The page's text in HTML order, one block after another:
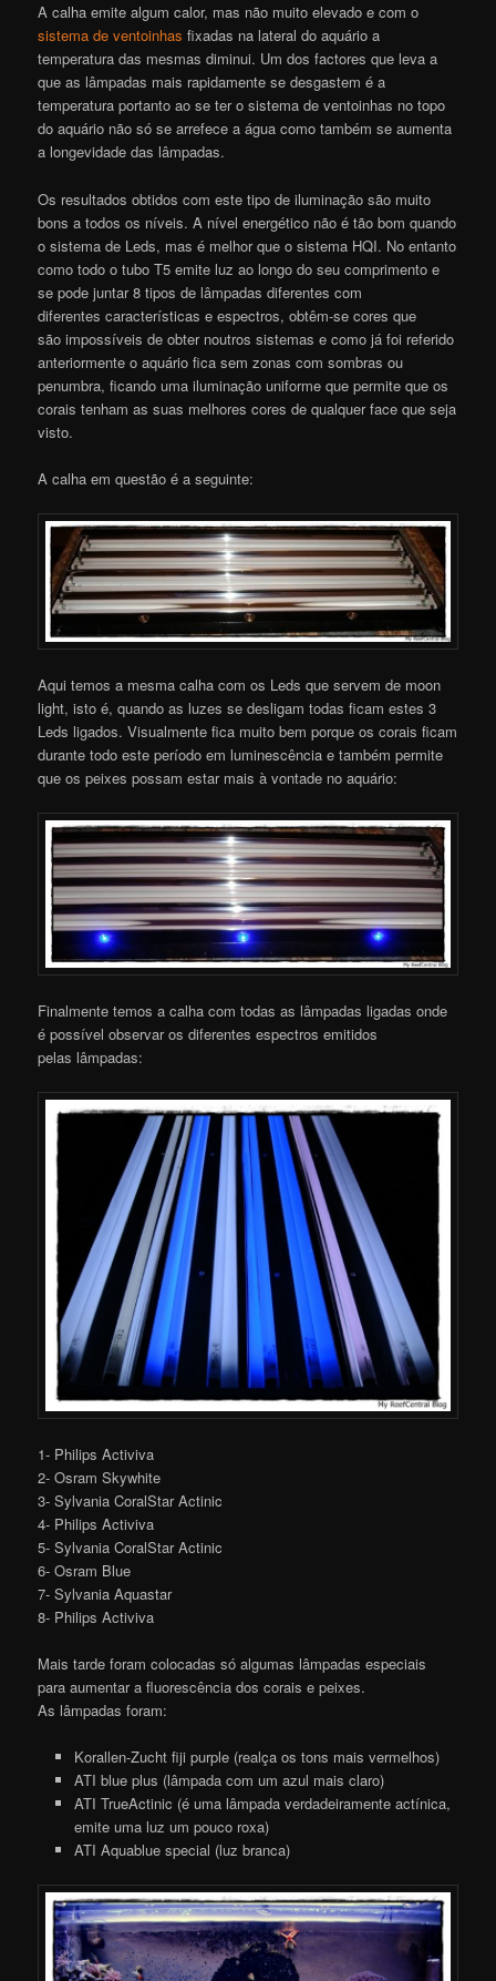
A calha emite algum calor, mas não muito elevado e com o
sistema de ventoinhas fixadas na lateral do aquário a
temperatura das mesmas diminui. Um dos factores que leva a
que as lâmpadas mais rapidamente se desgastem é a
temperatura portanto ao se ter o sistema de ventoinhas no topo
do aquário não só se arrefece a água como também se aumenta
a longevidade das lâmpadas.
Os resultados obtidos com este tipo de iluminação são muito
bons a todos os níveis. A nível energético não é tão bom quando
o sistema de Leds, mas é melhor que o sistema HQI. No entanto
como todo o tubo T5 emite luz ao longo do seu comprimento e
se pode juntar 8 tipos de lâmpadas diferentes com
diferentes características e espectros, obtêm-se cores que
são impossíveis de obter noutros sistemas e como já foi referido
anteriormente o aquário fica sem zonas com sombras ou
penumbra, ficando uma iluminação uniforme que permite que os
corais tenham as suas melhores cores de qualquer face que seja
visto.
A calha em questão é a seguinte:
Aqui temos a mesma calha com os Leds que servem de moon
light, isto é, quando as luzes se desligam todas ficam estes 3
Leds ligados. Visualmente fica muito bem porque os corais ficam
durante todo este período em luminescência e também permite
que os peixes possam estar mais à vontade no aquário:
Finalmente temos a calha com todas as lâmpadas ligadas onde
é possível observar os diferentes espectros emitidos
pelas lâmpadas:
1- Philips Activiva
2- Osram Skywhite
3- Sylvania CoralStar Actinic
4- Philips Activiva
5- Sylvania CoralStar Actinic
6- Osram Blue
7- Sylvania Aquastar
8- Philips Activiva
Mais tarde foram colocadas só algumas lâmpadas especiais
para aumentar a fluorescência dos corais e peixes.
As lâmpadas foram:
Korallen-Zucht fiji purple (realça os tons mais vermelhos)
ATI blue plus (lâmpada com um azul mais claro)
ATI TrueActinic (é uma lâmpada verdadeiramente actínica,
emite uma luz um pouco roxa)
ATI Aquablue special (luz branca)